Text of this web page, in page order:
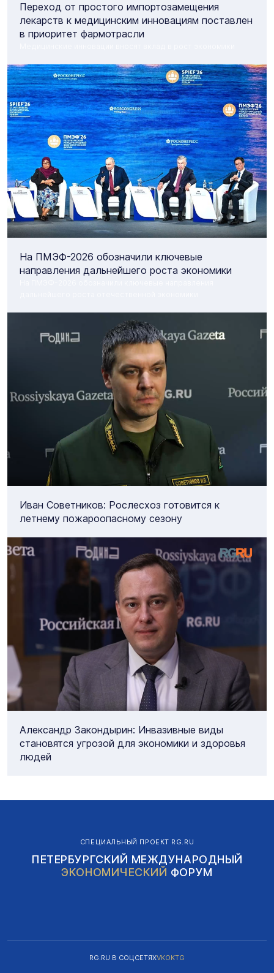
Переход от простого импортозамещения
лекарств к медицинским инновациям поставлен
в приоритет фармотрасли
На ПМЭФ-2026 обозначили ключевые
направления дальнейшего роста экономики
Иван Советников: Рослесхоз готовится к
летнему пожароопасному сезону
Александр Закондырин: Инвазивные виды
становятся угрозой для экономики и здоровья
людей
СПЕЦИАЛЬНЫЙ ПРОЕКТ RG.RU
ПЕТЕРБУРГСКИЙ МЕЖДУНАРОДНЫЙ
ЭКОНОМИЧЕСКИЙ ФОРУМ
RG.RU В СОЦСЕТЯХVKOKTG